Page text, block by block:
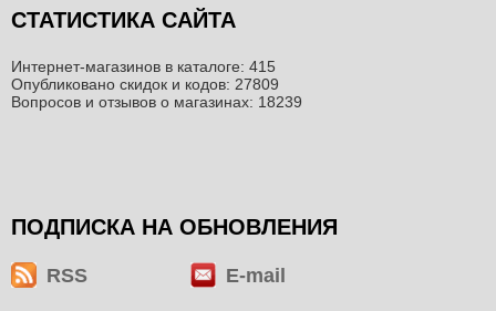
СТАТИСТИКА САЙТА
Интернет-магазинов в каталоге: 415
Опубликовано скидок и кодов: 27809
Вопросов и отзывов о магазинах: 18239
ПОДПИСКА НА ОБНОВЛЕНИЯ
RSS E-mail